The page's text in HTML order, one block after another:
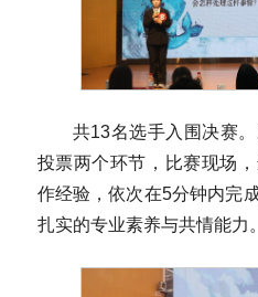
共13名选手入围决赛
投票两个环节，比赛现场
作经验，依次在5分钟内完
扎实的专业素养与共情能力。